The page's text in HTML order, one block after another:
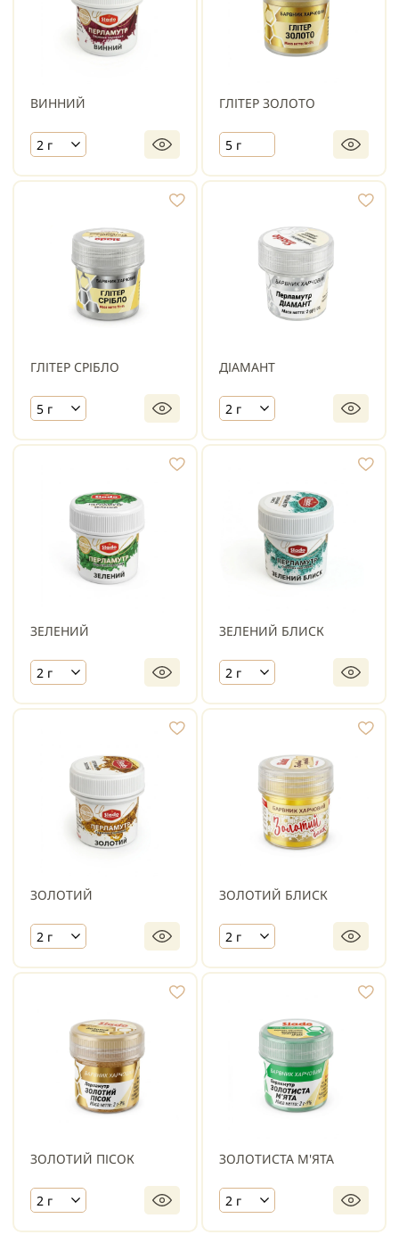
ВИННИЙ
2 г
ГЛІТЕР ЗОЛОТО
5 г
ГЛІТЕР СРІБЛО
5 г
ДІАМАНТ
2 г
ЗЕЛЕНИЙ
2 г
ЗЕЛЕНИЙ БЛИСК
2 г
ЗОЛОТИЙ
2 г
ЗОЛОТИЙ БЛИСК
2 г
ЗОЛОТИЙ ПІСОК
2 г
ЗОЛОТИСТА М'ЯТА
2 г